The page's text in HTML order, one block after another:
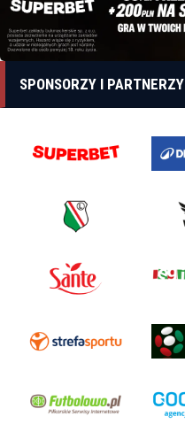
SPONSORZY I PARTNERZY